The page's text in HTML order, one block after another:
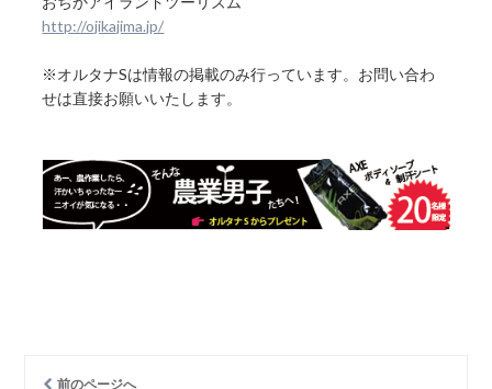
http://ojikajima.jp/
※オルタナSは情報の掲載のみ行っています。お問い合わ
せは直接お願いいたします。
前のページへ